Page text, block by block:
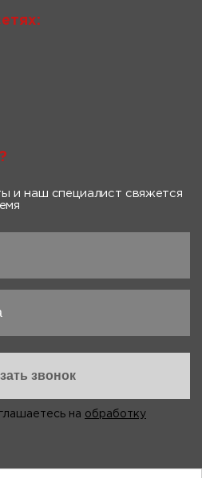
и наш специалист свяжется
на обработку